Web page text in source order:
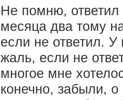
Не помню,
месяца два тому
если не ответил.
жаль, если не
многое мне
конечно, забыли,